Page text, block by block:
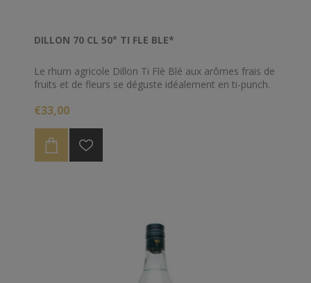
DILLON 70 CL 50° TI FLE BLE*
Le rhum agricole Dillon Ti Flè Blé aux arômes frais de
fruits et de fleurs se déguste idéalement en ti-punch.
€33,00